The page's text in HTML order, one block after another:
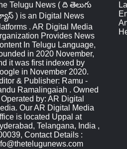
Telugu News ( ది తెలుగు
) is an Digital News
. AR Digital Media
Provides News
In Telugu Language,
in 2020 November,
it was first indexed by
in November 2020.
& Publisher: Ramu -
Ramalingaiah . Owned
by: AR Digital
Our AR Digital Media
is located Uppal at
Telangana, India ,
Contact Details :